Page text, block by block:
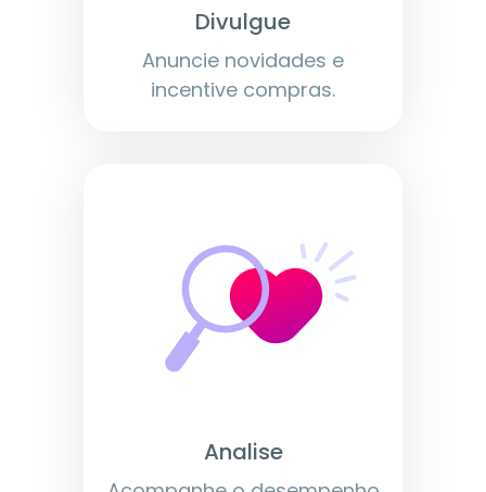
Divulgue
Anuncie novidades e
incentive compras.
Analise